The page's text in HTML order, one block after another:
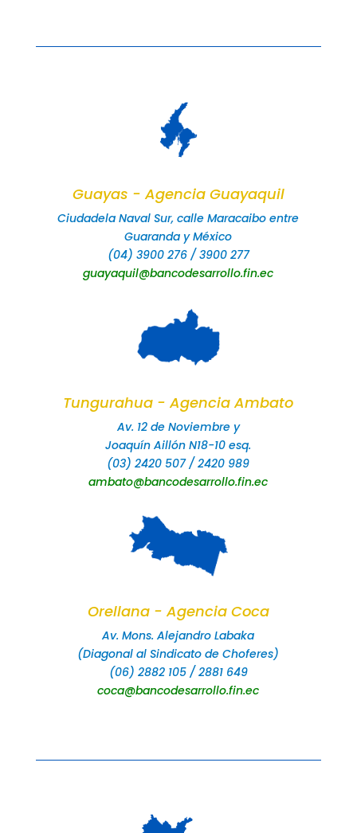
Guayas - Agencia Guayaquil
Ciudadela Naval Sur, calle Maracaibo entre
Guaranda y México
(04) 3900 276 / 3900 277
guayaquil@bancodesarrollo.fin.ec
Tungurahua - Agencia Ambato
Av. 12 de Noviembre y
Joaquín Aillón N18-10 esq.
(03) 2420 507 / 2420 989
ambato@bancodesarrollo.fin.ec
Orellana - Agencia Coca
Av. Mons. Alejandro Labaka
(Diagonal al Sindicato de Choferes)
(06) 2882 105 / 2881 649
coca@bancodesarrollo.fin.ec